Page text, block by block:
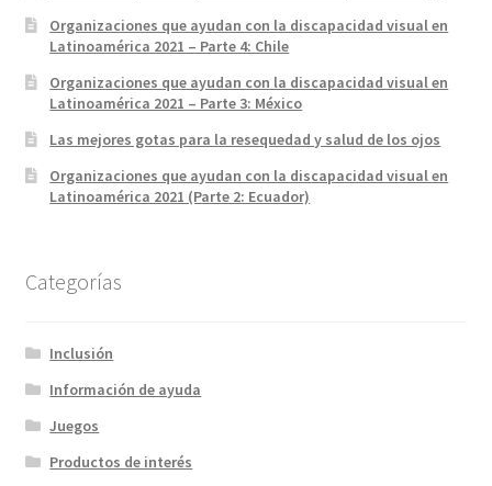
Organizaciones que ayudan con la discapacidad visual en
Latinoamérica 2021 – Parte 4: Chile
Organizaciones que ayudan con la discapacidad visual en
Latinoamérica 2021 – Parte 3: México
Las mejores gotas para la resequedad y salud de los ojos
Organizaciones que ayudan con la discapacidad visual en
Latinoamérica 2021 (Parte 2: Ecuador)
Categorías
Inclusión
Información de ayuda
Juegos
Productos de interés